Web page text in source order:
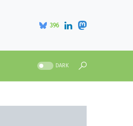
396
DARK